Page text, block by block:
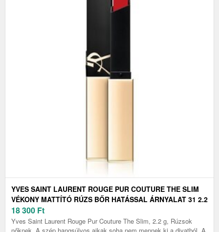
YVES SAINT LAURENT ROUGE PUR COUTURE THE SLIM
VÉKONY MATTÍTÓ RÚZS BŐR HATÁSSAL ÁRNYALAT 31 2.2
G
18 300 Ft
Yves Saint Laurent Rouge Pur Couture The Slim, 2.2 g, Rúzsok